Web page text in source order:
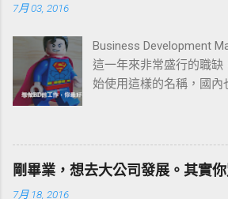
優點是大家都在同一個
有隔閡，討論、協作也相
時候會被彼此的動靜給干
間，所以如果想要到公
地方繼續打拼，都是沒
我喜歡這間公司的原因之
大會議室 2樓的公共空間
7月 03, 2016
Business Development
這一年來非常盛行的職缺
始使用這樣的名稱，國內
行銷了，那BD的工作究
剛畢業，想去大公司發展。其實
7月 18, 2016